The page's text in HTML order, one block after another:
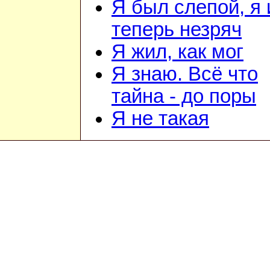
Я был слепой, я
теперь незряч
Я жил, как мог
Я знаю. Всё что
тайна - до поры
Я не такая